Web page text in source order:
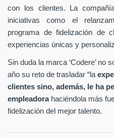
con los clientes. La
iniciativas como el
programa de fidelización de
experiencias únicas y
Sin duda la marca ‘Codere’ no
año su reto de trasladar “la
clientes sino, además, le ha
empleadorahaciéndola más
fidelización del mejor talento.